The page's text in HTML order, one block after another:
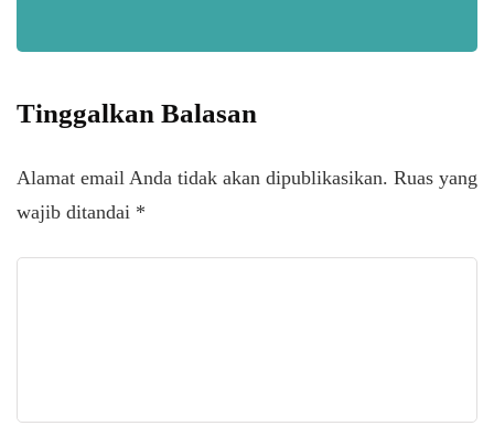
Tinggalkan Balasan
Alamat email Anda tidak akan dipublikasikan. Ruas yang
wajib ditandai *